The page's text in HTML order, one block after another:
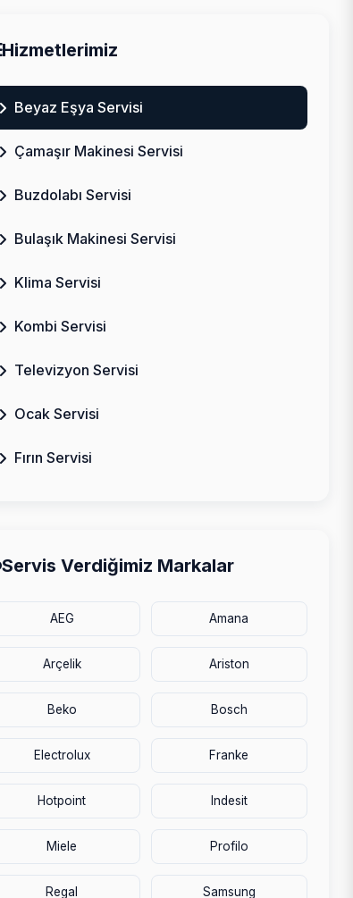
Hizmetlerimiz
Beyaz Eşya Servisi
Çamaşır Makinesi Servisi
Buzdolabı Servisi
Bulaşık Makinesi Servisi
Klima Servisi
Kombi Servisi
Televizyon Servisi
Ocak Servisi
Fırın Servisi
Servis Verdiğimiz Markalar
AEG Amana
Arçelik Ariston
Beko Bosch
Electrolux Franke
Hotpoint Indesit
Miele Profilo
Regal Samsung